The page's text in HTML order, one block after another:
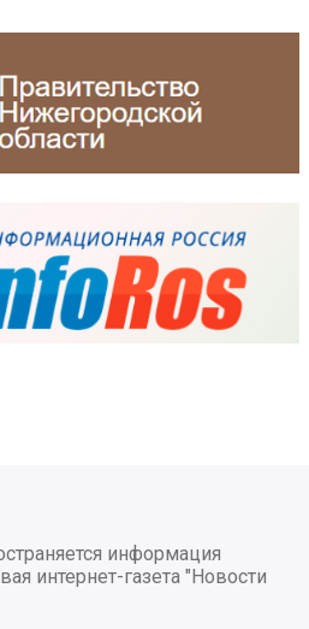
информация
интернет-газета "Новости